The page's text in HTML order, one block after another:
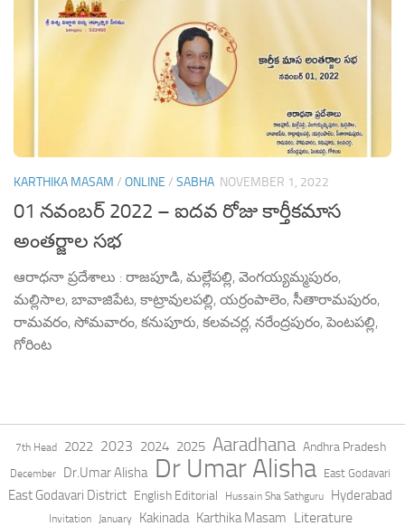
KARTHIKA MASAM / ONLINE / SABHA NOVEMBER 1, 2022
01 నవంబర్ 2022 – ఐదవ రోజు కార్తీకమాస
అంతర్జాల సభ
ఆరాధనా ప్రదేశాలు : రాజపూడి, మల్లేపల్లి, వెంగయ్యమ్మపురం,
మల్లిసాల, బావాజిపేట, కాట్రావులపల్లి, యర్రంపాలెం, సీతారామపురం,
రామవరం, సోమవారం, కనుపూరు, కలవచర్ల, నరేంద్రపురం, పెంటపల్లి,
గోరింట
7th Head 2022 2023 2024 2025 Aaradhana Andhra Pradesh
December Dr.Umar Alisha Dr Umar Alisha East Godavari
East Godavari District English Editorial Hussain Sha Sathguru Hyderabad
Invitation January Kakinada Karthika Masam Literature